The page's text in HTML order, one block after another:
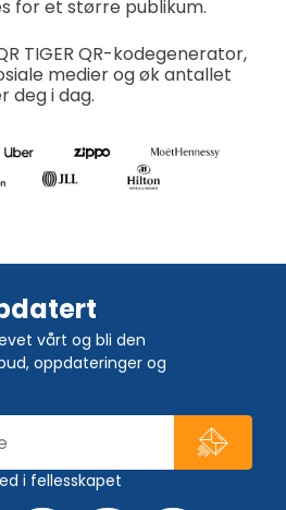
for et større publikum.
TIGER QR-kodegenerator,
medier og øk antallet
deg i dag.
vårt og bli den
oppdateringer og
i fellesskapet